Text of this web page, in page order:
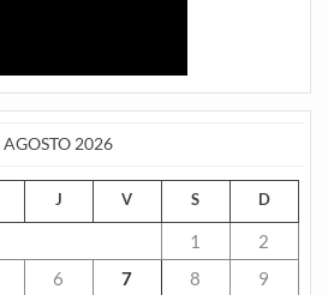
AGOSTO 2026
J V S D
1
2
6 7 8
9